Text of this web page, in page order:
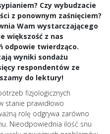
Czy wybudzacie
z ponownym zaśnięciem?
Wam wystarczającego
większość z nas
odpowie twierdząco.
wyniki sondażu
respondentów ze
do lektury!
fizjologicznych
stanie prawidłowo
rolę odgrywa zarówno
Nieodpowiednia ilość snu